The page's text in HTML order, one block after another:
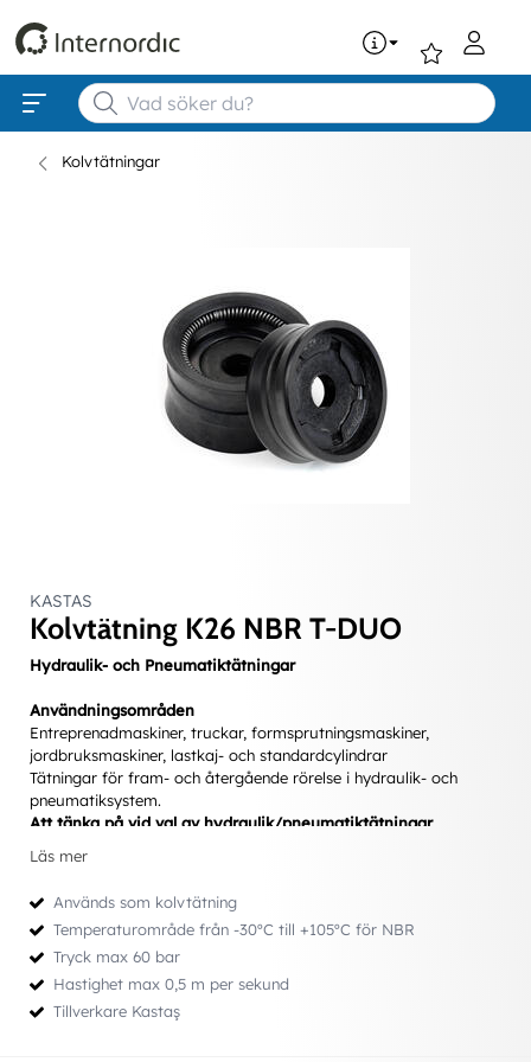
Kolvtätningar
KASTAS
Kolvtätning K26 NBR T-DUO
Hydraulik- och Pneumatiktätningar
Användningsområden
Entreprenadmaskiner, truckar, formsprutningsmaskiner,
jordbruksmaskiner, lastkaj- och standardcylindrar
Tätningar för fram- och återgående rörelse i hydraulik- och
pneumatiksystem.
Att tänka på vid val av hydraulik/pneumatiktätningar
inbyggnadsmått.
radier etc. för inbyggnaden.
• Att tänka igenom hur tätningen kommer att monteras. Hur
mycket den behöver töjas eller om den kan skadas av skarpa
kanter.
• Tryck (min/normalt/max)
• Hastighet (cykler/slaglängd)
Läs mer
Används som kolvtätning
Temperaturområde från -30ºC till +105ºC för NBR
Tryck max 60 bar
Hastighet max 0,5 m per sekund
Tillverkare Kastaş
Dubbelverkande för hydraulik alternativt pneumatik